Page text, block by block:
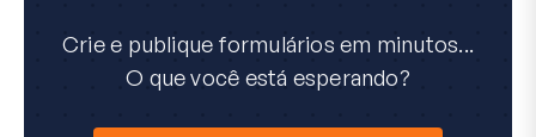
Crie e publique formulários em minutos...
O que você está esperando?